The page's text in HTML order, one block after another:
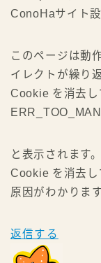
ConoHaサイト
このページは動
イレクトが繰り
Cookie を消去し
と表示されます。
Cookie を消去し
原因がわかりま
返信する